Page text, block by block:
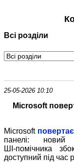
Всі розділи
25-05-2026 10:10
Microsoft
Microsoft повертає
панелі: новий
ШІ ‑помічника
доступний під час